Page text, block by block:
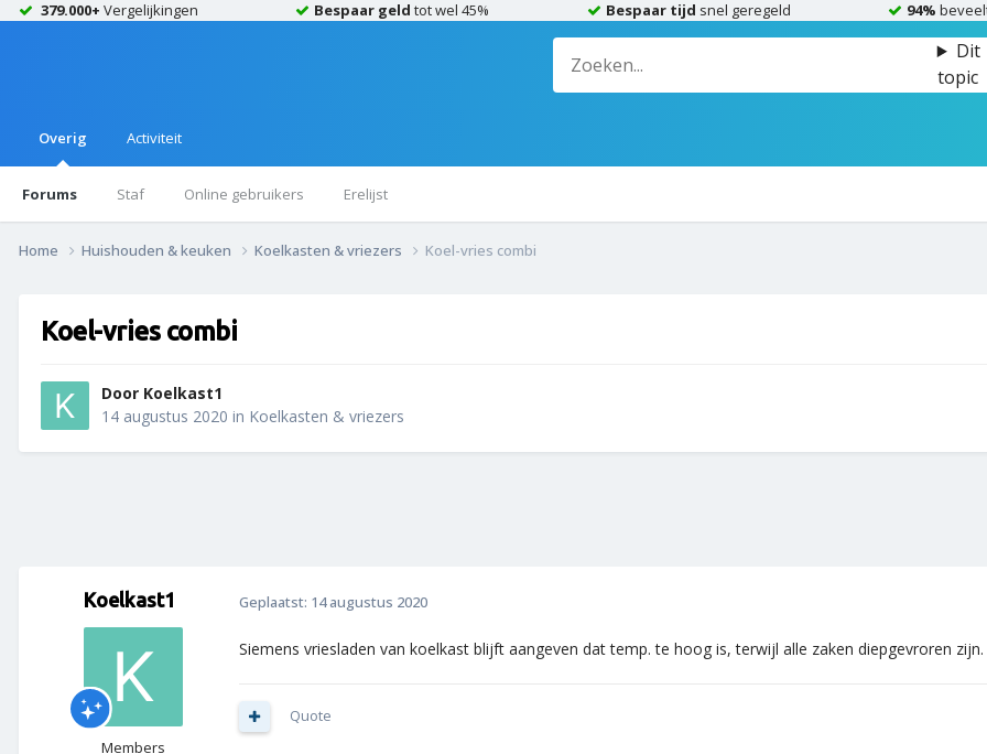
379.000+ Vergelijkingen Bespaar geld tot wel 45% Bespaar tijd snel geregeld 94%
Dit
topic
Overig
Forums Staf Online gebruikers Erelijst
Activiteit
Home Huishouden & keuken Koelkasten & vriezers Koel-vries combi
Koel-vries combi
Door Koelkast1
14 augustus 2020 in Koelkasten & vriezers
Koelkast1
Members
Geplaatst: 14 augustus 2020
Siemens vriesladen van koelkast blijft aangeven dat temp. te hoog is, terwijl alle zaken diepgevroren
Quote